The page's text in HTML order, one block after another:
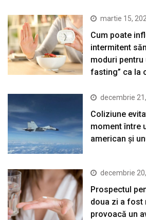
martie 15,
Cum poate
intermitent
moduri pentru
fasting” ca la
decembrie
Coliziune
moment între
american şi
decembrie
Prospectul
doua zi a fost
provoacă un